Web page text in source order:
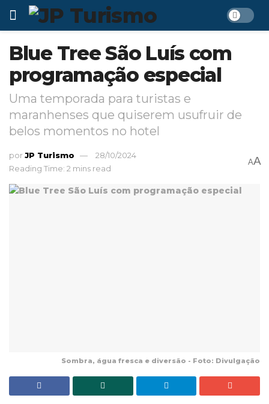
Blue Tree São Luís com
programação especial
Uma temporada para turistas e
maranhenses que quiserem usufruir de
belos momentos no hotel
porJP Turismo
28/10/2024
Reading Time: 2 mins read
AA
Sombra, água fresca e diversão - Foto: Divulgação